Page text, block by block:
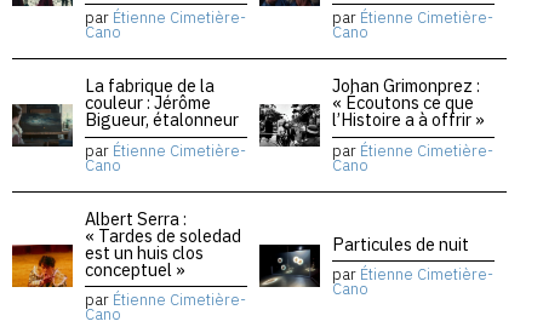
par Étienne Cimetière-
Cano
par Étienne Cimetière-
Cano
La fabrique de la
couleur : Jérôme
Bigueur, étalonneur
par Étienne Cimetière-
Cano
Johan Grimonprez :
« Écoutons ce que
l’Histoire a à offrir »
par Étienne Cimetière-
Cano
Albert Serra :
« Tardes de soledad
est un huis clos
conceptuel »
par Étienne Cimetière-
Cano
Particules de nuit
par Étienne Cimetière-
Cano